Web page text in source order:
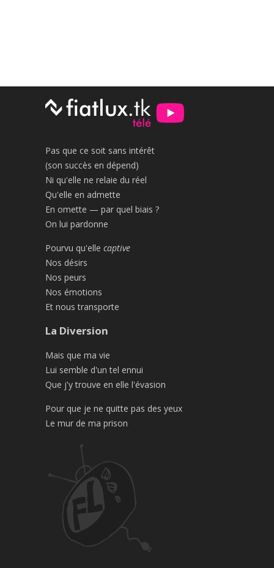
Pas que ce soit sans intérêt
(son succès en dépend)
Ni qu'elle ne relaie du réel
Qu'elle en admette
En omette — par quel biais ?
On lui pardonne
Pourvu qu'elle captive
Nos désirs
Nos peurs
Nos émotions
Et nous transporte
La Diversion
Mais que ma vie
Lui semble d'un tel ennui
Que j'y trouve en elle l'évasion
Pour que je ne quitte pas des yeux
Le mur de ma prison